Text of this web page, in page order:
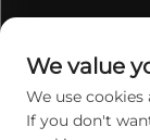
+86 532
[email
We value
We use
If you don't